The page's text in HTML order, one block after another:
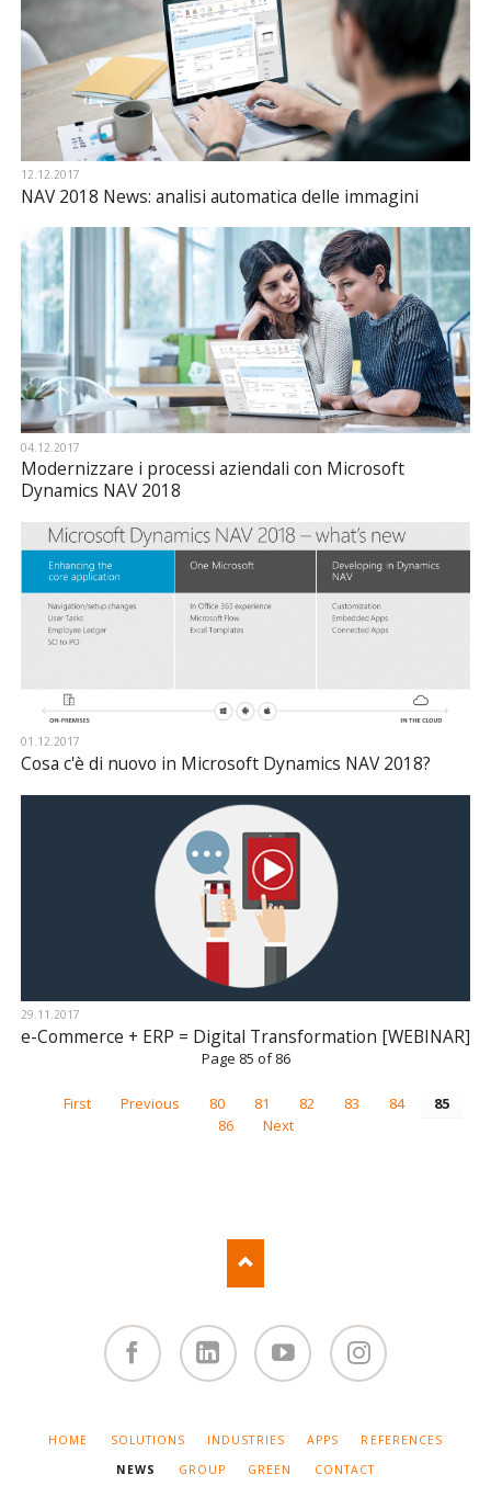
12.12.2017
NAV 2018 News: analisi automatica delle immagini
04.12.2017
Modernizzare i processi aziendali con Microsoft
Dynamics NAV 2018
01.12.2017
Cosa c'è di nuovo in Microsoft Dynamics NAV 2018?
29.11.2017
e-Commerce + ERP = Digital Transformation [WEBINAR]
Page 85 of 86
First Previous 80 81 82 83 84
85
86
Next
SKIP
HOME SOLUTIONS INDUSTRIES APPS
REFERENCES
NEWS
GROUP GREEN CONTACT